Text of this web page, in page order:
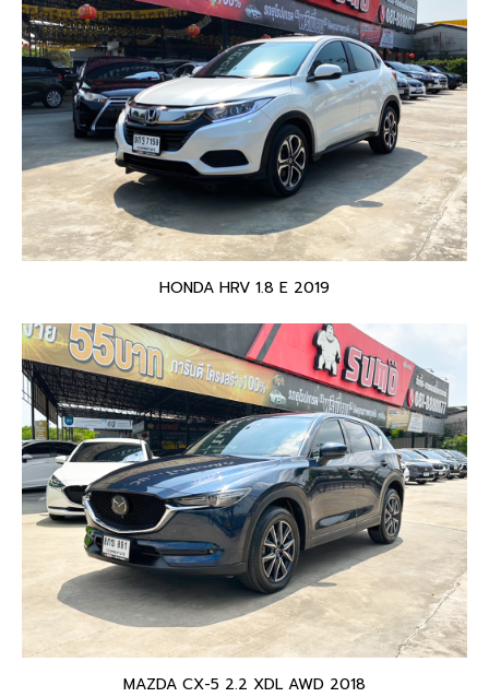
HONDA HRV 1.8 E 2019
MAZDA CX-5 2.2 XDL AWD 2018